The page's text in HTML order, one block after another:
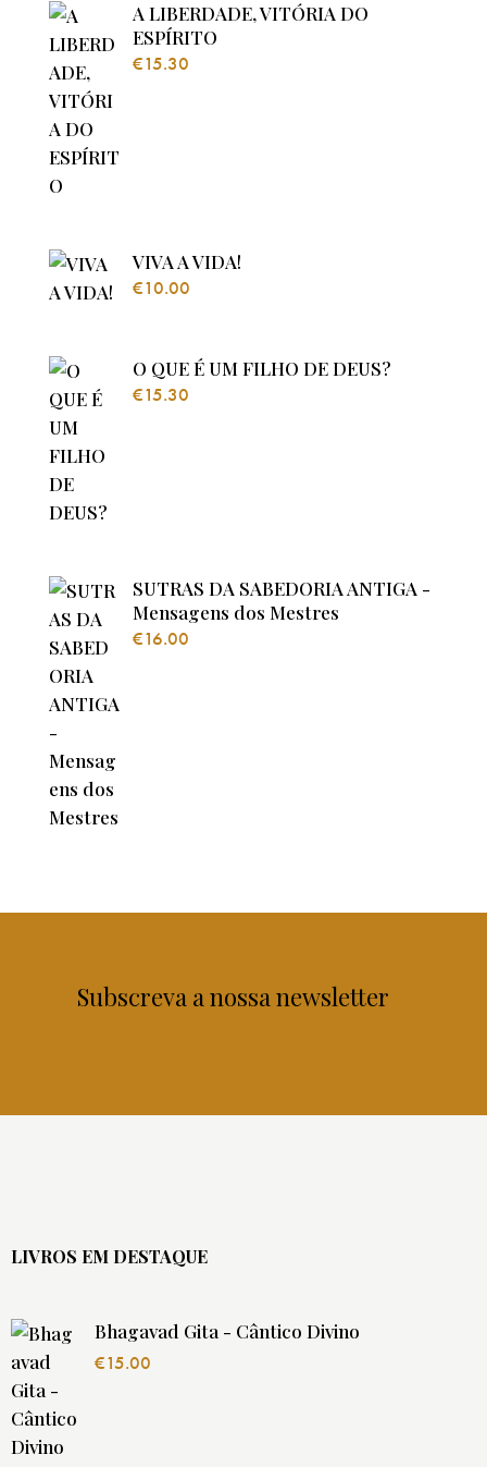
A LIBERDADE, VITÓRIA DO
ESPÍRITO
€15.30
VIVA A VIDA!
€10.00
O QUE É UM FILHO DE DEUS?
€15.30
SUTRAS DA SABEDORIA ANTIGA -
Mensagens dos Mestres
€16.00
Subscreva a nossa newsletter
LIVROS EM DESTAQUE
Bhagavad Gita - Cântico Divino
€15.00